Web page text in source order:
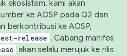
ekosistem, kami akan
ke AOSP pada Q2 dan
berkontribusi ke AOSP,
release . Cabang manifes
akan selalu merujuk ke rilis